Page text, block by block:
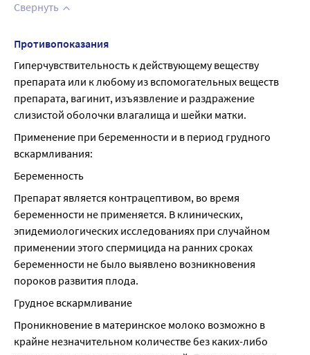
Свернуть
Противопоказания
Гиперчувствительность к действующему веществу
препарата или к любому из вспомогательных веществ
препарата, вагинит, изъязвление и раздражение
слизистой оболочки влагалища и шейки матки.
Применение при беременности и в период грудного
вскармливания:
Беременность
Препарат является контрацептивом, во время
беременности не применяется. В клинических,
эпидемиологических исследованиях при случайном
применении этого спермицида на ранних сроках
беременности не было выявлено возникновения
пороков развития плода.
Грудное вскармливание
Проникновение в материнское молоко возможно в
крайне незначительном количестве без каких-либо